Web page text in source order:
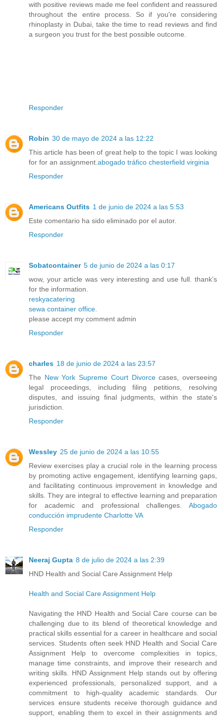
with positive reviews made me feel confident and reassured
throughout the entire process. So if you're considering
rhinoplasty in Dubai, take the time to read reviews and find
a surgeon you trust for the best possible outcome.
Responder
Robin 30 de mayo de 2024 a las 12:22
This article has been of great help to the topic I was looking
for for an assignment. abogado tráfico chesterfield virginia
Responder
Americans Outfits 1 de junio de 2024 a las 5:53
Este comentario ha sido eliminado por el autor.
Responder
Sobatcontainer 5 de junio de 2024 a las 0:17
wow, your article was very interesting and use full. thank’s
for the information.
reskyacatering
sewa container office.
please accept my comment admin
Responder
charles 18 de junio de 2024 a las 23:57
The New York Supreme Court Divorcecases, overseeing
legal proceedings, including filing petitions, resolving
disputes, and issuing final judgments, within the state's
jurisdiction.
Responder
Wessley 25 de junio de 2024 a las 10:55
Review exercises play a crucial role in the learning process
by promoting active engagement, identifying learning gaps,
and facilitating continuous improvement in knowledge and
skills. They are integral to effective learning and preparation
for academic and professional challenges. Abogado
conducción imprudente Charlotte VA
Responder
Neeraj Gupta 8 de julio de 2024 a las 2:39
HND Health and Social Care Assignment Help
Health and Social Care Assignment Help
Navigating the HND Health and Social Care course can be
challenging due to its blend of theoretical knowledge and
practical skills essential for a career in healthcare and social
services. Students often seek HND Health and Social Care
Assignment Help to overcome complexities in topics,
manage time constraints, and improve their research and
writing skills. HND Assignment Help stands out by offering
experienced professionals, personalized support, and a
commitment to high-quality academic standards. Our
services ensure students receive thorough guidance and
support, enabling them to excel in their assignments and